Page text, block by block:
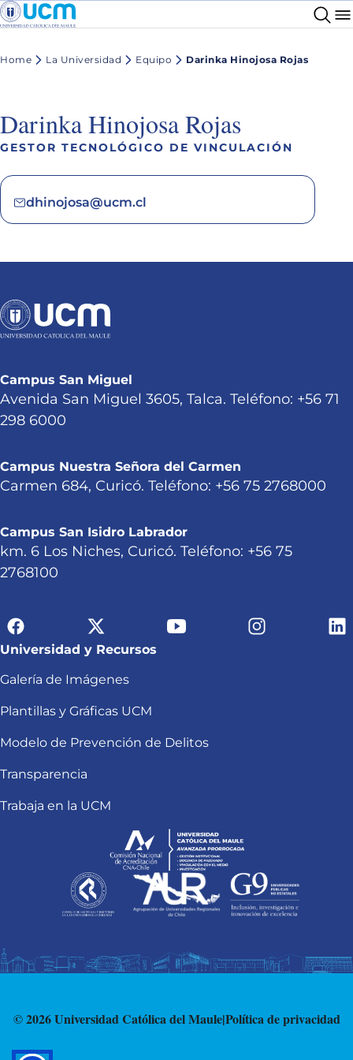
Home La Universidad Equipo Darinka Hinojosa Rojas
Darinka Hinojosa Rojas
GESTOR TECNOLÓGICO DE VINCULACIÓN
dhinojosa@ucm.cl
Campus San Miguel
Avenida San Miguel 3605, Talca. Teléfono: +56 71
298 6000
Campus Nuestra Señora del Carmen
Carmen 684, Curicó. Teléfono: +56 75 2768000
Campus San Isidro Labrador
km. 6 Los Niches, Curicó. Teléfono: +56 75
2768100
Universidad y Recursos
Galería de Imágenes
Plantillas y Gráficas UCM
Modelo de Prevención de Delitos
Transparencia
Trabaja en la UCM
© 2026 Universidad Católica del Maule|Política de privacidad